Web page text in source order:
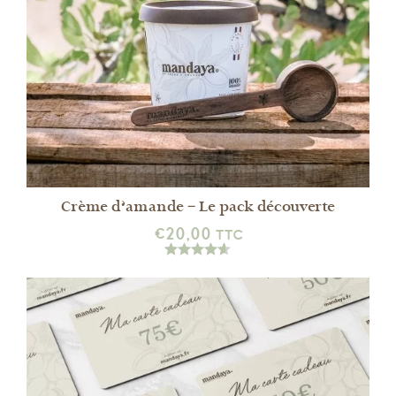
DÉTAILS
Crème d’amande – Le pack découverte
€20,00 TTC